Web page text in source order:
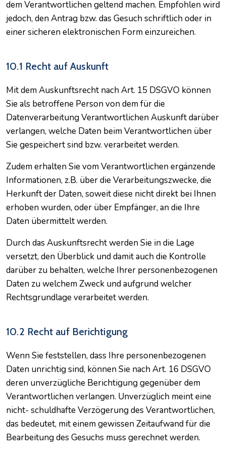
dem Verantwortlichen geltend machen. Empfohlen wird
jedoch, den Antrag bzw. das Gesuch schriftlich oder in
einer sicheren elektronischen Form einzureichen.
10.1 Recht auf Auskunft
Mit dem Auskunftsrecht nach Art. 15 DSGVO können
Sie als betroffene Person von dem für die
Datenverarbeitung Verantwortlichen Auskunft darüber
verlangen, welche Daten beim Verantwortlichen über
Sie gespeichert sind bzw. verarbeitet werden.
Zudem erhalten Sie vom Verantwortlichen ergänzende
Informationen, z.B. über die Verarbeitungszwecke, die
Herkunft der Daten, soweit diese nicht direkt bei Ihnen
erhoben wurden, oder über Empfänger, an die Ihre
Daten übermittelt werden.
Durch das Auskunftsrecht werden Sie in die Lage
versetzt, den Überblick und damit auch die Kontrolle
darüber zu behalten, welche Ihrer personenbezogenen
Daten zu welchem Zweck und aufgrund welcher
Rechtsgrundlage verarbeitet werden.
10.2 Recht auf Berichtigung
Wenn Sie feststellen, dass Ihre personenbezogenen
Daten unrichtig sind, können Sie nach Art. 16 DSGVO
deren unverzügliche Berichtigung gegenüber dem
Verantwortlichen verlangen. Unverzüglich meint eine
nicht- schuldhafte Verzögerung des Verantwortlichen,
das bedeutet, mit einem gewissen Zeitaufwand für die
Bearbeitung des Gesuchs muss gerechnet werden.